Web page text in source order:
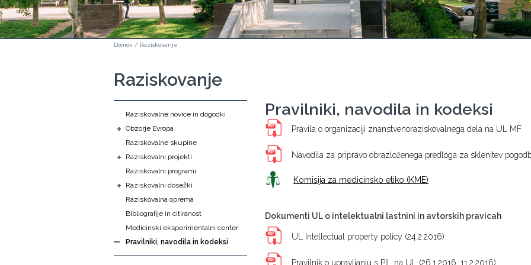
Domov / Raziskovanje
Raziskovanje
Raziskovalne novice in dogodki
+ Obzorje Evropa
Raziskovalne skupine
+
Raziskovalni projekti
Raziskovalni programi
+
Raziskovalni dosežki
Raziskovalna oprema
Bibliografije in citiranost
Medicinski eksperimentalni center
Pravilniki, navodila in kodeksi
Pravilniki, navodila in kodeksi
Pravila o organizaciji znanstvenoraziskovalnega dela na UL MF
Navodila za pripravo obrazloženega predloga za sklenitev
Komisija za medicinsko etiko (KME)
Dokumenti UL o intelektualni lastnini in avtorskih pravicah
UL Intellectual property policy (24.2.2016)
Pravilnik o upravljanju s PIL na UL (26.1.2016, 11.2.2016)